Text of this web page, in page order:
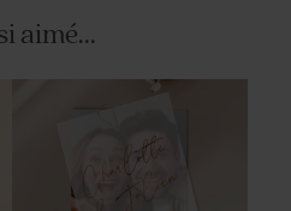
Tube à bulles mariage or
aimé...